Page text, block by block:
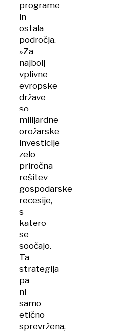
programe
in
ostala
področja.
»Za
najbolj
vplivne
evropske
države
so
milijardne
orožarske
investicije
zelo
priročna
rešitev
gospodarske
recesije,
s
katero
se
soočajo.
Ta
strategija
pa
ni
samo
etično
sprevržena,